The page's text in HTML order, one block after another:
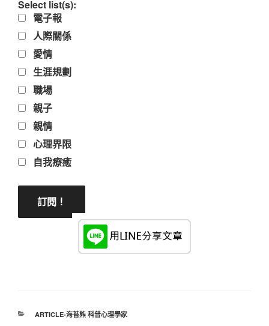
Select list(s):
電子報
人際關係
愛情
生涯規劃
職場
親子
親情
心理界限
自我療癒
分
ARTICLE-海苔熊 科普心理學家